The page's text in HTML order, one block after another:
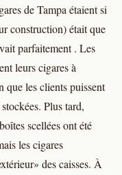
de Tampa étaient si
construction) était que
parfaitement . Les
leurs cigares à
que les clients puissent
Plus tard,
scellées ont été
les cigares
des caisses. À